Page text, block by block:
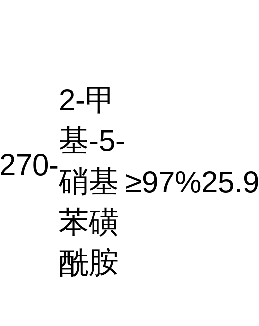
2-甲
基-5-
硝基
苯磺
酰胺
≥97%25.9